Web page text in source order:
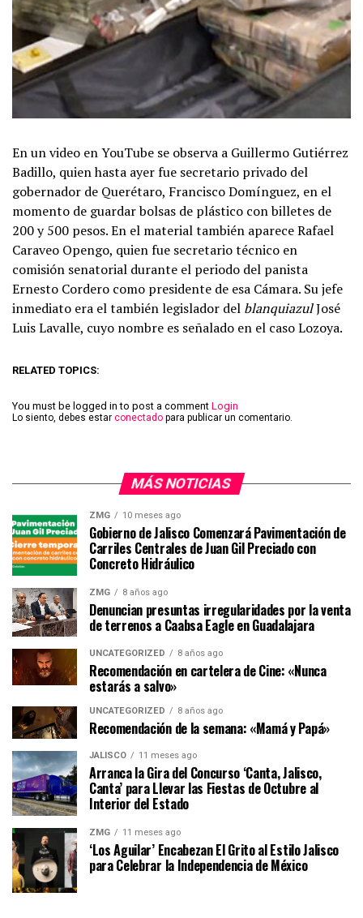
En un video en YouTube se observa a Guillermo Gutiérrez
Badillo, quien hasta ayer fue secretario privado del
gobernador de Querétaro, Francisco Domínguez, en el
momento de guardar bolsas de plástico con billetes de
200 y 500 pesos. En el material también aparece Rafael
Caraveo Opengo, quien fue secretario técnico en
comisión senatorial durante el periodo del panista
Ernesto Cordero como presidente de esa Cámara. Su jefe
inmediato era el también legislador del blanquiazulJosé
Luis Lavalle, cuyo nombre es señalado en el caso Lozoya.
RELATED TOPICS:
You must be logged in to post a comment Login
Lo siento, debes estar conectado para publicar un comentario.
MÁS NOTICIAS
ZMG 10 meses ago
Gobierno de Jalisco Comenzará Pavimentación de
Carriles Centrales de Juan Gil Preciado con
Concreto Hidráulico
ZMG 8 años ago
Denuncian presuntas irregularidades por la venta
de terrenos a Caabsa Eagle en Guadalajara
UNCATEGORIZED 8 años ago
Recomendación en cartelera de Cine: «Nunca
estarás a salvo»
UNCATEGORIZED 8 años ago
Recomendación de la semana: «Mamá y Papá»
JALISCO 11 meses ago
Arranca la Gira del Concurso ‘Canta, Jalisco,
Canta’ para Llevar las Fiestas de Octubre al
Interior del Estado
ZMG 11 meses ago
‘Los Aguilar’ Encabezan El Grito al Estilo Jalisco
para Celebrar la Independencia de México